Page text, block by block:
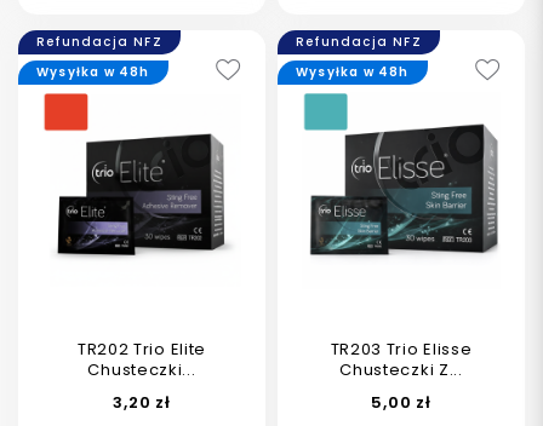
Refundacja NFZ
TR202 Trio Elite
Chusteczki...
3,20 zł
Wysyłka w 48h
Refundacja NFZ
TR203 Trio Elisse
Chusteczki Z...
5,00 zł
Wysyłka w 48h